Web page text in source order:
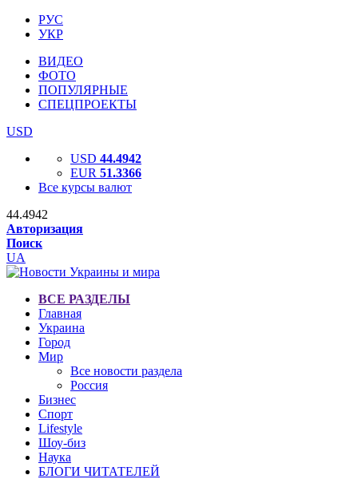
РУС
УКР
ВИДЕО
ФОТО
ПОПУЛЯРНЫЕ
СПЕЦПРОЕКТЫ
USD
USD 44.4942
EUR 51.3366
Все курсы валют
44.4942
Авторизация
Поиск
UA
ВСЕ РАЗДЕЛЫ
Главная
Украина
Город
Мир
Все новости раздела
Россия
Бизнес
Спорт
Lifestyle
Шоу-биз
Наука
БЛОГИ ЧИТАТЕЛЕЙ